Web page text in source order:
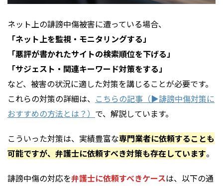
ネット上の誹謗中傷被害に遭っている場合、
「ネット上を監視・モニタリングする」
「悪評が書かれたサイトの検索順位を下げる」
「サジェスト・関連キーワード対策をする」
など、被害の状況に適した対策を講じることが必要です。
これらの対策の詳細は、 こちらの記事（▶︎誹謗中傷対策に
おすすめの方法とは？） で、解説しています。
こういった対策は、実績豊富な専門業者に依頼することも
可能ですが、弁護士に依頼すべき対策も存在しています。
誹謗中傷の対応を弁護士に依頼すべきケースは、以下の通